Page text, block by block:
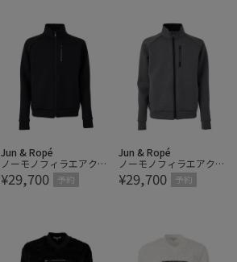
Jun & Ropé
ノーモノフィラエアクッ
ション フルジップパーカ
¥29,700 予約
Jun & Ropé
ノーモノフィラエアクッ
ション フルジップパーカ
¥29,700 予約